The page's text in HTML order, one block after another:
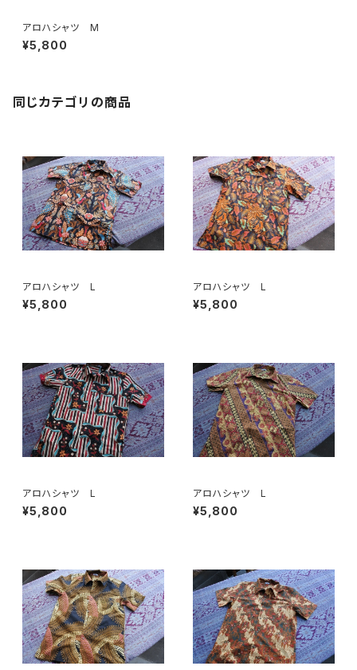
アロハシャツ M
¥5,800
同じカテゴリの商品
アロハシャツ L
¥5,800
アロハシャツ L
¥5,800
アロハシャツ L
¥5,800
アロハシャツ L
¥5,800